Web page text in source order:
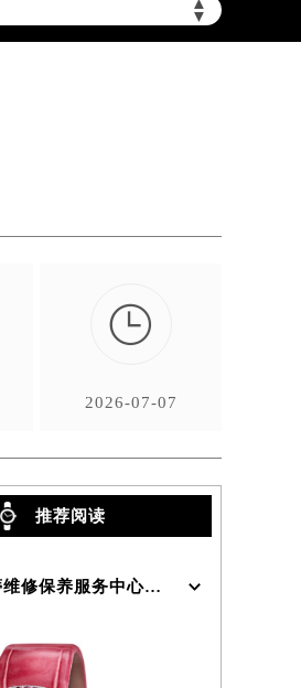
▼

2026-07-07
推荐阅读
格拉苏蒂维修保养服务中心介绍 | Glashutte